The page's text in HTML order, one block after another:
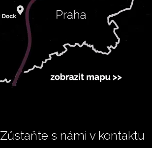
Zůstaňte s námi v kontaktu